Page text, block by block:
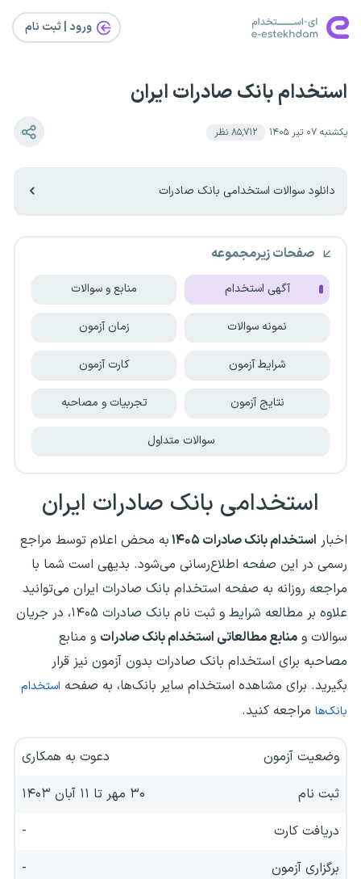
ورود | ثبت‌ نام
استخدام بانک صادرات ایران
یکشنبه ۰۷ تیر ۱۴۰۵ ۸۵٬۷۱۲ نظر
دانلود سوالات استخدامی بانک صادرات
صفحات زیرمجموعه
آگهی استخدام منابع و سوالات
نمونه سوالات زمان آزمون
شرایط آزمون کارت آزمون
نتایج آزمون تجربیات و مصاحبه
سوالات متداول
استخدامی بانک صادرات ایران
اخبار استخدام‌ بانک صادرات ۱۴۰۵
به محض اعلام توسط مراجع
رسمی در این صفحه اطلاع‌رسانی می‌شود. بدیهی است شما با
مراجعه روزانه به صفحه استخدام بانک صادرات ایران می‌توانید
علاوه بر مطالعه شرایط و ثبت نام بانک صادرات ۱۴۰۵، در جریان
سوالات و منابع مطالعاتی استخدام بانک صادرات و منابع
مصاحبه برای استخدام بانک صادرات بدون آزمون نیز قرار
بگیرید. برای مشاهده استخدام سایر بانک‌ها، به صفحه استخدام
بانک‌ها مراجعه کنید.
وضعیت آزمون
دعوت به همکاری
ثبت نام
۳۰ مهر تا ۱۱ آبان ۱۴۰۳
دریافت کارت
-
برگزاری آزمون
-